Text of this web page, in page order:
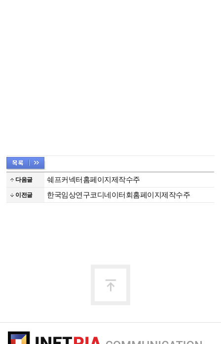
다음글 쉐프커넥터홈페이지제작수주
이전글 한국임상연구코디네이터회홈페이지제작수주